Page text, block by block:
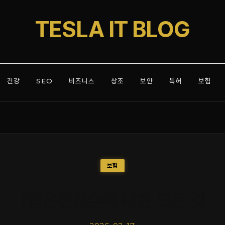
TESLA IT BLOG
건강 SEO 비즈니스 상조 보안 특허 보험
보험